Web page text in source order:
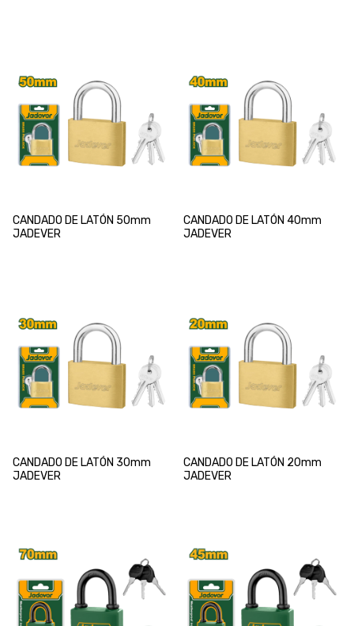
CANDADO DE LATÓN 50mm
JADEVER
CANDADO DE LATÓN 40mm
JADEVER
CANDADO DE LATÓN 30mm
JADEVER
CANDADO DE LATÓN 20mm
JADEVER